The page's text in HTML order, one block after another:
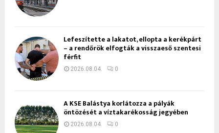
Lefeszítette a lakatot, ellopta a kerékpárt
– a rendőrök elfogták a visszaeső szentesi
férfit
2026.08.04. 0
A KSE Balástya korlátozza a pályák
öntözését a víztakarékosság jegyében
2026.08.04. 0